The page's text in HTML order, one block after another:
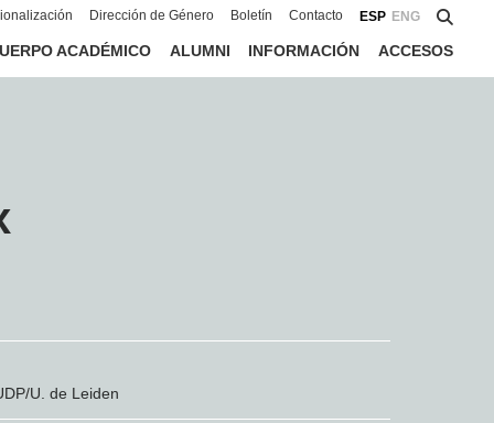
Dirección de Género Boletín Contacto ESP ENG
ACADÉMICO ALUMNI INFORMACIÓN ACCESOS
U. de Leiden